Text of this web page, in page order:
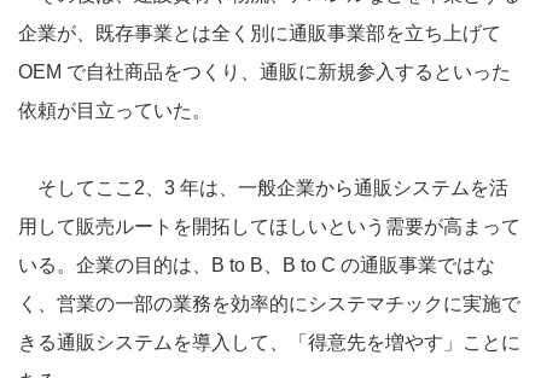
企業が、既存事業とは全く別に通販事業部を立ち上げて
OEM で自社商品をつくり、通販に新規参入するといった
依頼が目立っていた。
そしてここ2、3 年は、一般企業から通販システムを活
用して販売ルートを開拓してほしいという需要が高まって
いる。企業の目的は、B to B、B to C の通販事業ではな
く、営業の一部の業務を効率的にシステマチックに実施で
きる通販システムを導入して、「得意先を増やす」ことに